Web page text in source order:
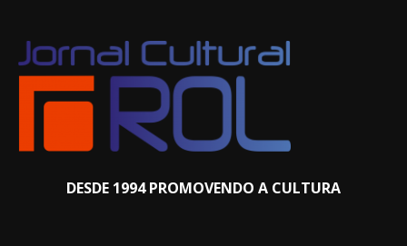
DESDE 1994 PROMOVENDO A CULTURA